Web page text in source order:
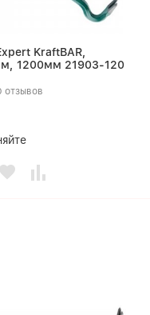
KraftBAR,
1200мм 21903-120
отзывов